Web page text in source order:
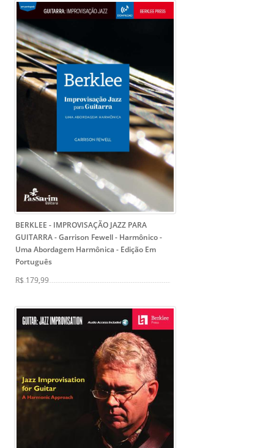
BERKLEE - IMPROVISAÇÃO JAZZ PARA
GUITARRA - Garrison Fewell - Harmônico-
Uma Abordagem Harmônica - Edição Em
Português
R$ 179,99